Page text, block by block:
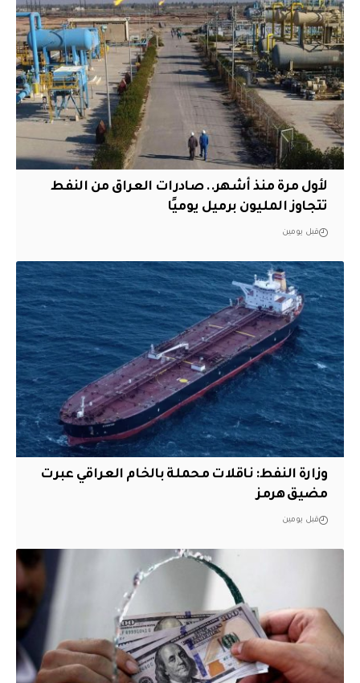
لأول مرة منذ أشهر.. صادرات العراق من النفط
تتجاوز المليون برميل يوميًا
قبل يومين
وزارة النفط: ناقلات محملة بالخام العراقي عبرت
مضيق هرمز
قبل يومين